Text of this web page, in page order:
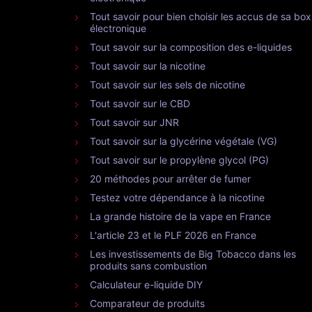
Tout savoir pour bien choisir les accus de sa box
électronique
Tout savoir sur la composition des e-liquides
Tout savoir sur la nicotine
Tout savoir sur les sels de nicotine
Tout savoir sur le CBD
Tout savoir sur JNR
Tout savoir sur la glycérine végétale (VG)
Tout savoir sur le propylène glycol (PG)
20 méthodes pour arrêter de fumer
Testez votre dépendance à la nicotine
La grande histoire de la vape en France
L'article 23 et le PLF 2026 en France
Les investissements de Big Tobacco dans les
produits sans combustion
Calculateur e-liquide DIY
Comparateur de produits